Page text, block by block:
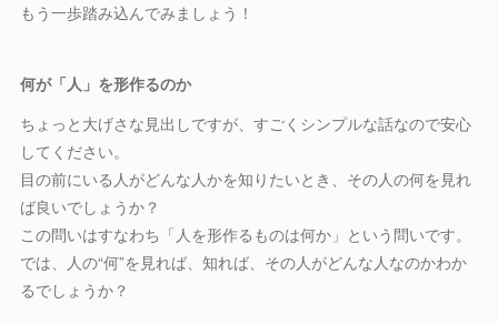
もう一歩踏み込んでみましょう！
何が「人」を形作るのか
ちょっと大げさな見出しですが、すごくシンプルな話なので安心
してください。
目の前にいる人がどんな人かを知りたいとき、その人の何を見れ
ば良いでしょうか？
この問いはすなわち「人を形作るものは何か」という問いです。
では、人の“何”を見れば、知れば、その人がどんな人なのかわか
るでしょうか？